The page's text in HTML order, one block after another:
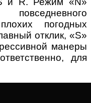
погодных
отклик, «S»
манеры
для